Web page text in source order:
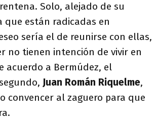
Solo, alejado de su
que están radicadas en
sería el de reunirse con ellas,
no tienen intención de vivir en
acuerdo a Bermúdez, el
Juan Román Riquelme,
convencer al zaguero para que